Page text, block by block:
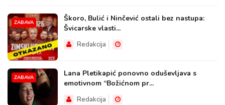
ZABAVA
Škoro, Bulić i Ninčević ostali bez nastupa:
Švicarske vlasti...
Redakcija
ZABAVA
Lana Pletikapić ponovno oduševljava s
emotivnom “Božićnom pr...
Redakcija